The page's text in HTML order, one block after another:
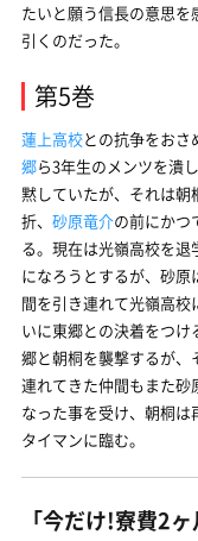
たいと願う信長の意思
引くのだった。
第5巻
蓮上高校との抗争をおさ
郷ら3年生のメンツを潰
黙していたが、それは朝
折、 砂原竜介の前にかつ
る。現在は光嶺高校を
になろうとするが、砂
間を引き連れて光嶺高
いに東郷との決着をつ
郷と朝桐を襲撃するが、
連れてきた仲間もまた砂
なった事を受け、朝桐
タイマンに臨む。
「今だけ!寮費2